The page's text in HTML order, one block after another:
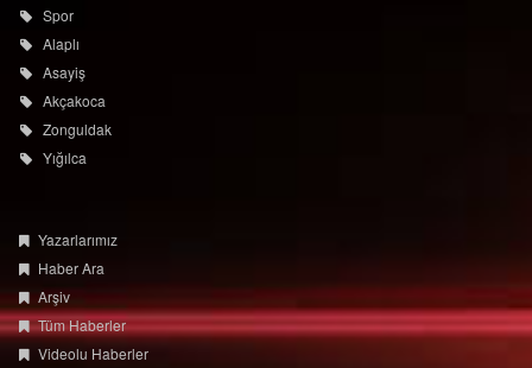
Spor
Alaplı
Asayiş
Akçakoca
Zonguldak
Yığılca
Yazarlarımız
Haber Ara
Arşiv
Tüm Haberler
Videolu Haberler